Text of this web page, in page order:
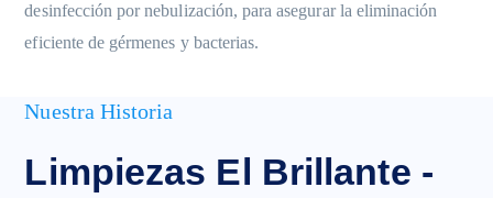
desinfección por nebulización, para asegurar la eliminación
eficiente de gérmenes y bacterias.
Nuestra Historia
Limpiezas El Brillante -